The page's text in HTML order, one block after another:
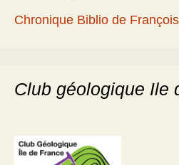
Chronique Biblio de
Club géologique Ile